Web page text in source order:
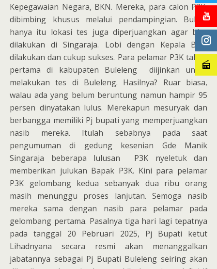
Kepegawaian Negara, BKN. Mereka, para calon P3K
dibimbing khusus melalui pendampingian. Bukan
hanya itu lokasi tes juga diperjuangkan agar bias
dilakukan di Singaraja. Lobi dengan Kepala BKN
dilakukan dan cukup sukses. Para pelamar P3K tahap
pertama di kabupaten Buleleng diijinkan untuk
melakukan tes di Buleleng. Hasilnya? Ruar biasa,
walau ada yang belum beruntung namun hampir 95
persen dinyatakan lulus. Merekapun mesuryak dan
berbangga memiliki Pj bupati yang memperjuangkan
nasib mereka. Itulah sebabnya pada saat
pengumuman di gedung kesenian Gde Manik
Singaraja beberapa lulusan P3K nyeletuk dan
memberikan julukan Bapak P3K. Kini para pelamar
P3K gelombang kedua sebanyak dua ribu orang
masih menunggu proses lanjutan. Semoga nasib
mereka sama dengan nasib para pelamar pada
gelombang pertama. Pasalnya tiga hari lagi tepatnya
pada tanggal 20 Pebruari 2025, Pj Bupati ketut
Lihadnyana secara resmi akan menanggalkan
jabatannya sebagai Pj Bupati Buleleng seiring akan